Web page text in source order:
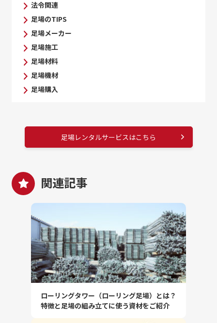
法令関連
足場のTIPS
足場メーカー
足場施工
足場材料
足場機材
足場購入
足場レンタルサービスはこちら
関連記事
ローリングタワー（ローリング足場）とは？
特徴と足場の組み立てに使う資材をご紹介